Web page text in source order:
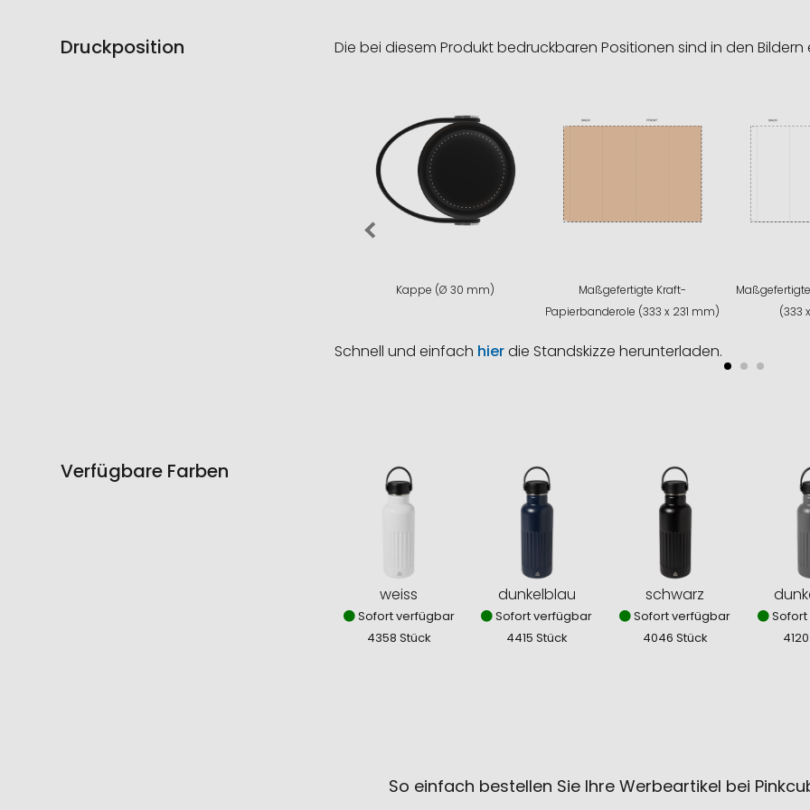
Druckposition Die bei diesem Produkt bedruckbaren Positionen sind in den
Kappe (Ø 30 mm)
Maßgefertigte Kraft-
Papierbanderole (333 x 231 mm)
(333
Schnell und einfach hierdie Standskizze herunterladen.
Verfügbare Farben
weiss
Sofort verfügbar
4358 Stück
dunkelblau
Sofort verfügbar
4415 Stück
schwarz
Sofort verfügbar
4046 Stück
So einfach bestellen Sie Ihre Werbeartikel bei